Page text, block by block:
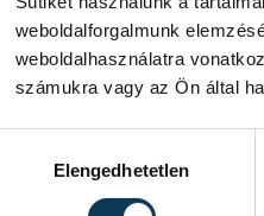
weboldalforgalmunk
weboldalhasználatra
számukra vagy az Ön által
Elengedhetetlen